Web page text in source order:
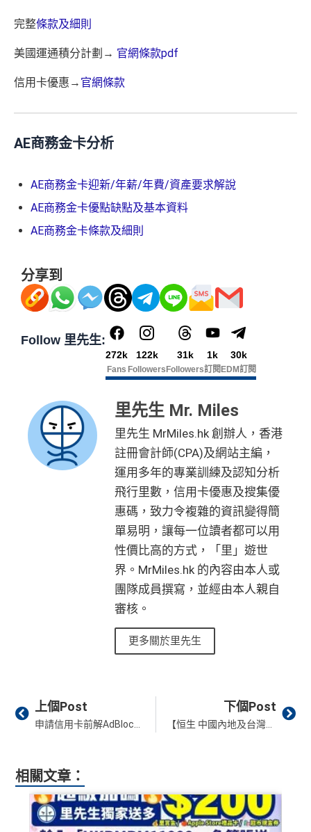
5%)
轉換成飛行里數手續費每次HK$400
完整條款及細則
美國運通積分計劃→ 官網條款pdf
信用卡優惠→ 官網條款
AE商務金卡分析
AE商務金卡迎新/年薪/年費/資產要求解說
AE商務金卡優點缺點及基本資料
AE商務金卡條款及細則
分享到
Follow 里先生:
272k
Fans
122k
Followers
31k
Followers
1k
訂閱
30k
EDM訂閱
里先生 Mr. Miles
里先生 MrMiles.hk 創辦人，香港
註冊會計師(CPA)及網站主編，
運用多年的專業訓練及認知分析
飛行里數，信用卡優惠及搜集優
惠碼，致力令複雜的資訊變得簡
單易明，讓每一位讀者都可以用
性價比高的方式，「里」遊世
界。MrMiles.hk 的內容由本人或
團隊成員撰寫，並經由本人親自
審核。
更多關於里先生
Prev
上個Post 下個Post
【恒生 中國內地及台灣簽賬優惠】恒生銀聯信用卡於中國內地及台灣實體店簽賬享高達6% +FUN Dollars！
相關文章：